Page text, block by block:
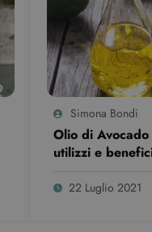
Simona Bondi
Olio di
utilizzi e
22 Luglio 2021